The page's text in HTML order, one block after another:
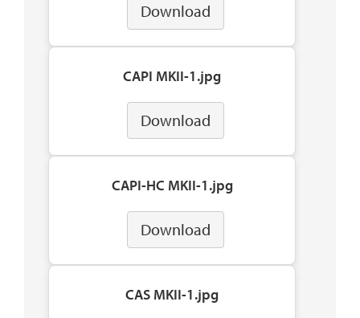
Download
CAPI MKII-1.jpg
Download
CAPI-HC MKII-1.jpg
Download
CAS MKII-1.jpg